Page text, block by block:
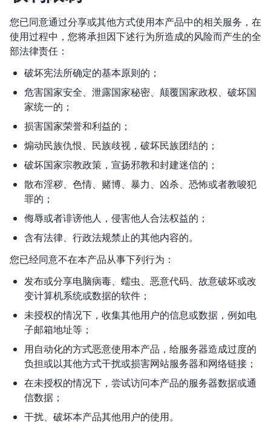
您已同意通过分享或其他方式使用本产品中的相关服务，在
使用过程中，您将承担因下述行为所造成的风险而产生的全
部法律责任：
破坏宪法所确定的基本原则的；
危害国家安全、泄露国家秘密、颠覆国家政权、破坏国
家统一的；
损害国家荣誉和利益的；
煽动民族仇恨、民族歧视，破坏民族团结的；
破坏国家宗教政策，宣扬邪教和封建迷信的；
散布淫秽、色情、赌博、暴力、凶杀、恐怖或者教唆犯
罪的；
侮辱或者诽谤他人，侵害他人合法权益的；
含有法律、行政法规禁止的其他内容的。
您已经同意不在本产品从事下列行为：
发布或分享电脑病毒、蠕虫、恶意代码、故意破坏或改
变计算机系统或数据的软件；
未授权的情况下，收集其他用户的信息或数据，例如电
子邮箱地址等；
用自动化的方式恶意使用本产品，给服务器造成过度的
负担或以其他方式干扰或损害网站服务器和网络链接；
在未授权的情况下，尝试访问本产品的服务器数据或通
信数据；
干扰、破坏本产品其他用户的使用。